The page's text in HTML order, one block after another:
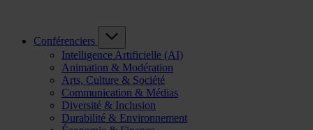
Conférenciers
Intelligence Artificielle (AI)
Animation & Modération
Arts, Culture & Société
Communication & Médias
Diversité & Inclusion
Durabilité & Environnement